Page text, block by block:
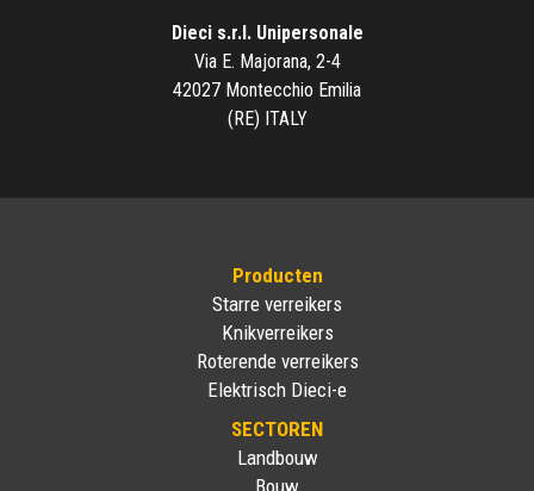
Dieci s.r.l. Unipersonale
Via E. Majorana, 2-4
42027 Montecchio Emilia
(RE) ITALY
Producten
Starre verreikers
Knikverreikers
Roterende verreikers
Elektrisch Dieci-e
SECTOREN
Landbouw